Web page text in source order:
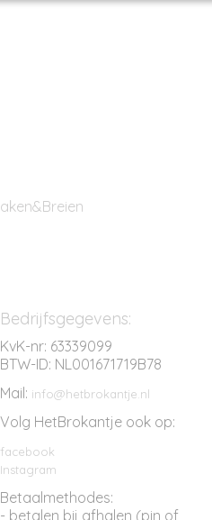
Bedrijfsgegevens:
KvK-nr: 63339099
BTW-ID: NL001671719B78
Mail: info@hetbrokantje.nl
Volg HetBrokantje ook op:
facebook
Instagram
Betaalmethodes:
- betalen bij afhalen (pin of